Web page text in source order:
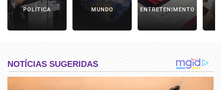
POLÍTICA MUNDO ENTRETENIMENTO